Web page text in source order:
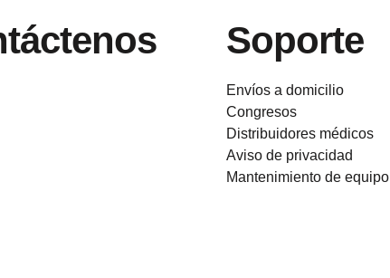
Soporte
Envíos a domicilio
Congresos
Distribuidores médicos
Aviso de privacidad
Mantenimiento de equipo